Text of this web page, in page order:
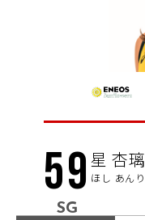
59
SG
星 杏璃
ほし あんり